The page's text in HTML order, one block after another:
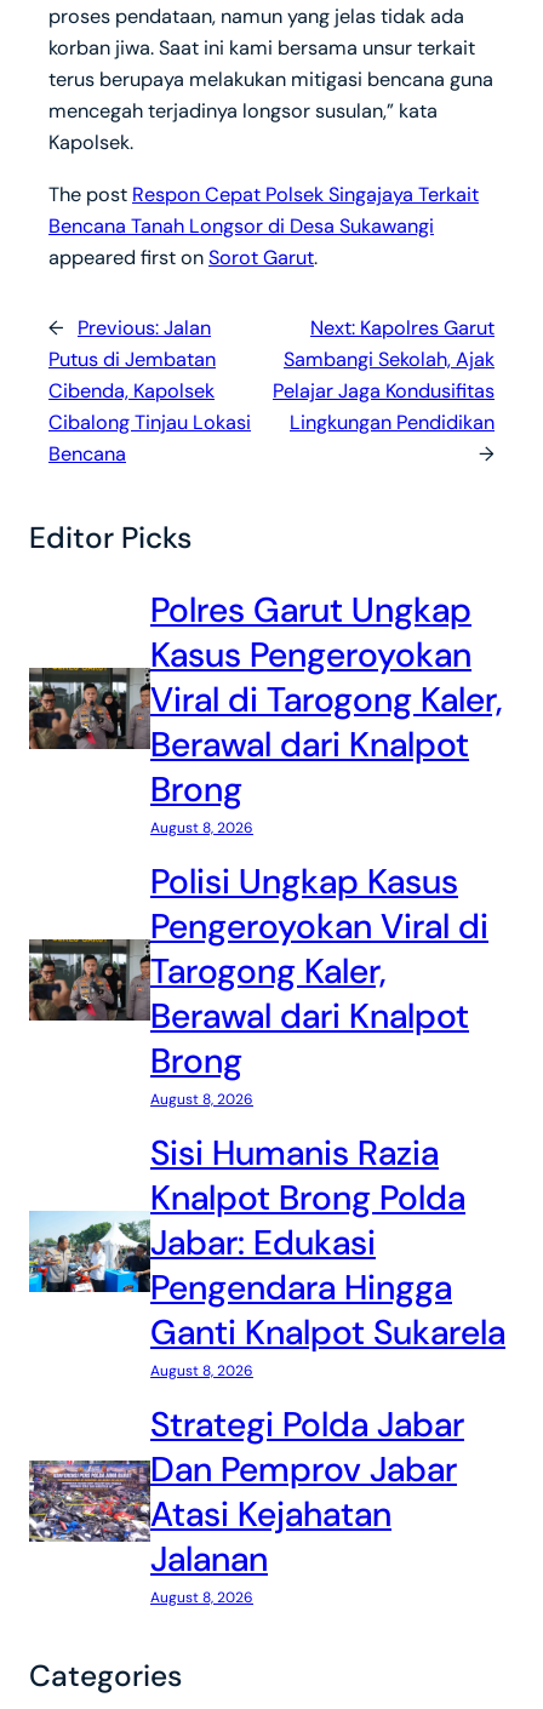
proses pendataan, namun yang jelas tidak ada
korban jiwa. Saat ini kami bersama unsur terkait
terus berupaya melakukan mitigasi bencana guna
mencegah terjadinya longsor susulan,” kata
Kapolsek.
The post Respon Cepat Polsek Singajaya Terkait
Bencana Tanah Longsor di Desa Sukawangi
appeared first onSorot Garut.
← Previous:Jalan
Putus di Jembatan
Cibenda, Kapolsek
Cibalong Tinjau Lokasi
Bencana
Next: Kapolres Garut
Sambangi Sekolah, Ajak
Pelajar Jaga Kondusifitas
Lingkungan Pendidikan
→
Editor Picks
Polres Garut Ungkap
Kasus Pengeroyokan
Viral di Tarogong Kaler,
Berawal dari Knalpot
Brong
August 8, 2026
Polisi Ungkap Kasus
Pengeroyokan Viral di
Tarogong Kaler,
Berawal dari Knalpot
Brong
August 8, 2026
Sisi Humanis Razia
Knalpot Brong Polda
Jabar: Edukasi
Pengendara Hingga
Ganti Knalpot Sukarela
August 8, 2026
Strategi Polda Jabar
Dan Pemprov Jabar
Atasi Kejahatan
Jalanan
August 8, 2026
Categories